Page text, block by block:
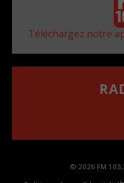
Téléchargez notre
© 2026 FM